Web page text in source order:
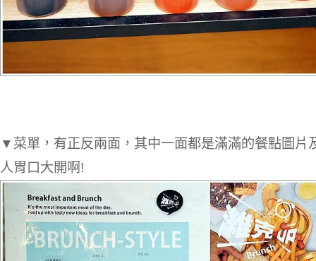
▼菜單，有正反兩面，其中一面都是滿滿的餐點圖片
人胃口大開啊!